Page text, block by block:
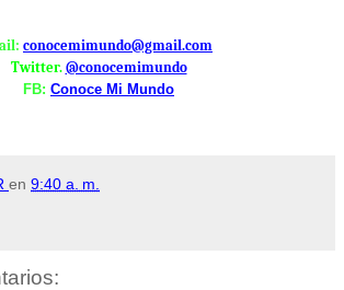
conocemimundo@gmail.com
Twitter. @conocemimundo
FB: Conoce Mi Mundo
en 9:40 a. m.